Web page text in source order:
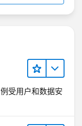
受用户和数据安